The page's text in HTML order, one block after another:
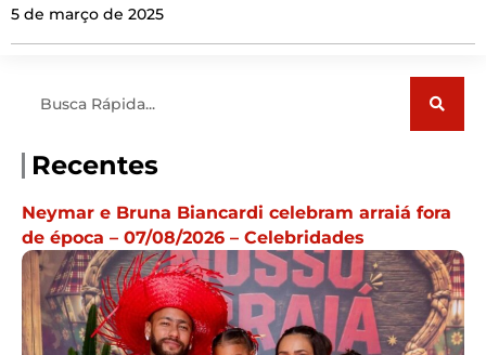
5 de março de 2025
Recentes
Neymar e Bruna Biancardi celebram arraiá fora
de época – 07/08/2026 – Celebridades